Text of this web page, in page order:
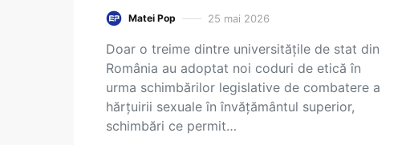
Matei Pop 25 mai 2026
Doar o treime dintre universitățile de stat din
România au adoptat noi coduri de etică în
urma schimbărilor legislative de combatere a
hărțuirii sexuale în învățământul superior,
schimbări ce permit…